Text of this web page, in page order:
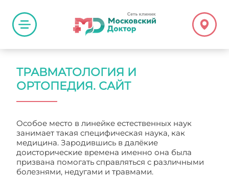
ТРАВМАТОЛОГИЯ И
ОРТОПЕДИЯ. САЙТ
Особое место в линейке естественных наук
занимает такая специфическая наука, как
медицина. Зародившись в далёкие
доисторические времена именно она была
призвана помогать справляться с различными
болезнями, недугами и травмами.